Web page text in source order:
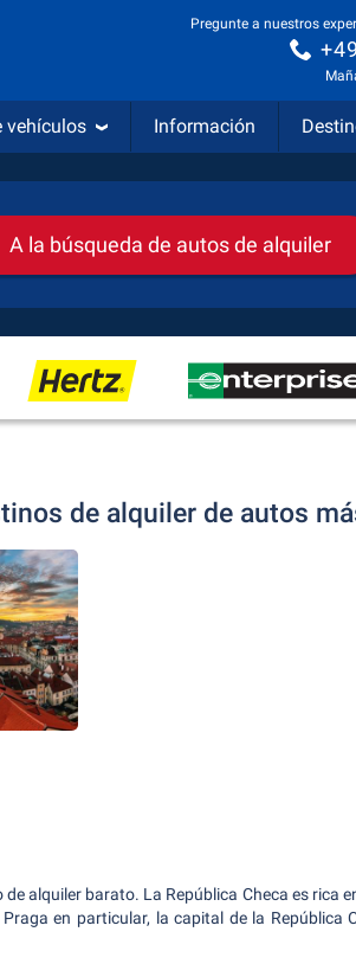
Pregunte a nuestros
vehículos Información
A la búsqueda de autos de alquiler
de alquiler de autos
alquiler barato. La República Checa es rica
en particular, la capital de la República